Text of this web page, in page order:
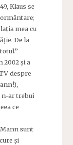
Klaus se
mea cu
De la
2002 și a
despre
n-ar trebui
ce
sunt
și